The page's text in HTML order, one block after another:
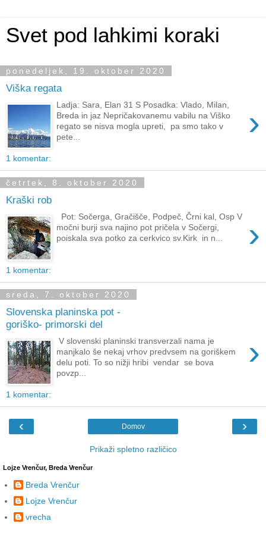
Svet pod lahkimi koraki
ponedeljek, 19. oktober 2020
Viška regata
›
Ladja: Sara, Elan 31 S Posadka: Vlado, Milan,
Breda in jaz Nepričakovanemu vabilu na Viško
regato se nisva mogla upreti, pa smo tako v
pete...
1 komentar:
četrtek, 8. oktober 2020
Kraški rob
›
Pot: Sočerga, Gračišče, Podpeč, Črni kal, Osp V
močni burji sva najino pot pričela v Sočergi,
poiskala sva potko za cerkvico sv.Kirk in n...
1 komentar:
sreda, 7. oktober 2020
Slovenska planinska pot -
goriško- primorski del
›
V slovenski planinski transverzali nama je
manjkalo še nekaj vrhov predvsem na goriškem
delu poti. To so nižji hribi vendar se bova
povzp...
1 komentar:
‹ ›
Domov
Prikaži spletno različico
Lojze Vrenčur, Breda Vrenčur
Breda Vrenčur
Lojze Vrenčur
vrecha